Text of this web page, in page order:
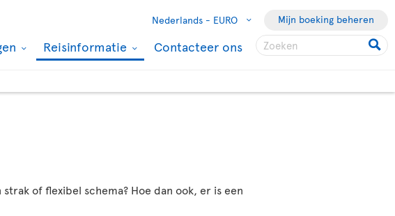
Nederlands - EURO Mijn boeking beheren
Reisinformatie Contacteer ons
of flexibel schema? Hoe dan ook, er is een